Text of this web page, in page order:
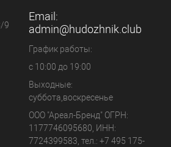
9
Email:
admin@hudozhnik.club
График работы:
с 10:00 до 19:00
Выходные:
суббота,воскресенье
ООО "Ареал-Бренд" ОГРН:
1177746095680, ИНН:
7724399583, тел.: +7 495 175-